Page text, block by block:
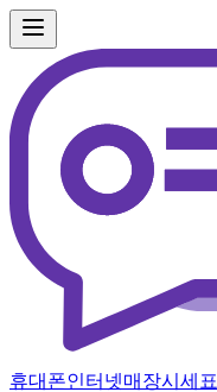
휴대폰인터넷매장시세표